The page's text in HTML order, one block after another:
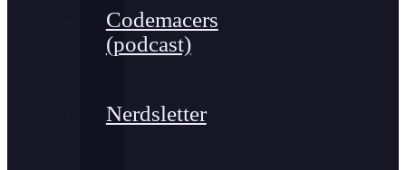
Codemacers
(podcast)
Nerdsletter